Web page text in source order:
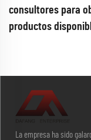
consultores para
productos
La empresa ha sido